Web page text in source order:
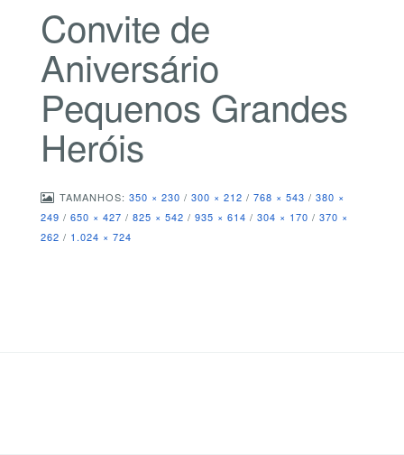
Convite de
Aniversário
Pequenos Grandes
Heróis
TAMANHOS: 350 × 230 / 300 × 212 / 768 × 543 / 380 ×
249 / 650 × 427 / 825 × 542 / 935 × 614 / 304 × 170 / 370 ×
262 / 1.024 × 724